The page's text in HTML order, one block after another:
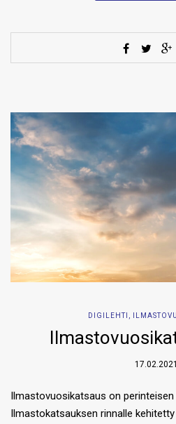
DIGILEHTI ,
17.02.2021
Ilmastovuosikatsaus on
Ilmastokatsauksen rinnalle